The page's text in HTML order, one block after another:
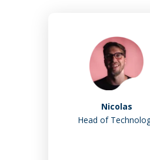
Nicolas
Head of